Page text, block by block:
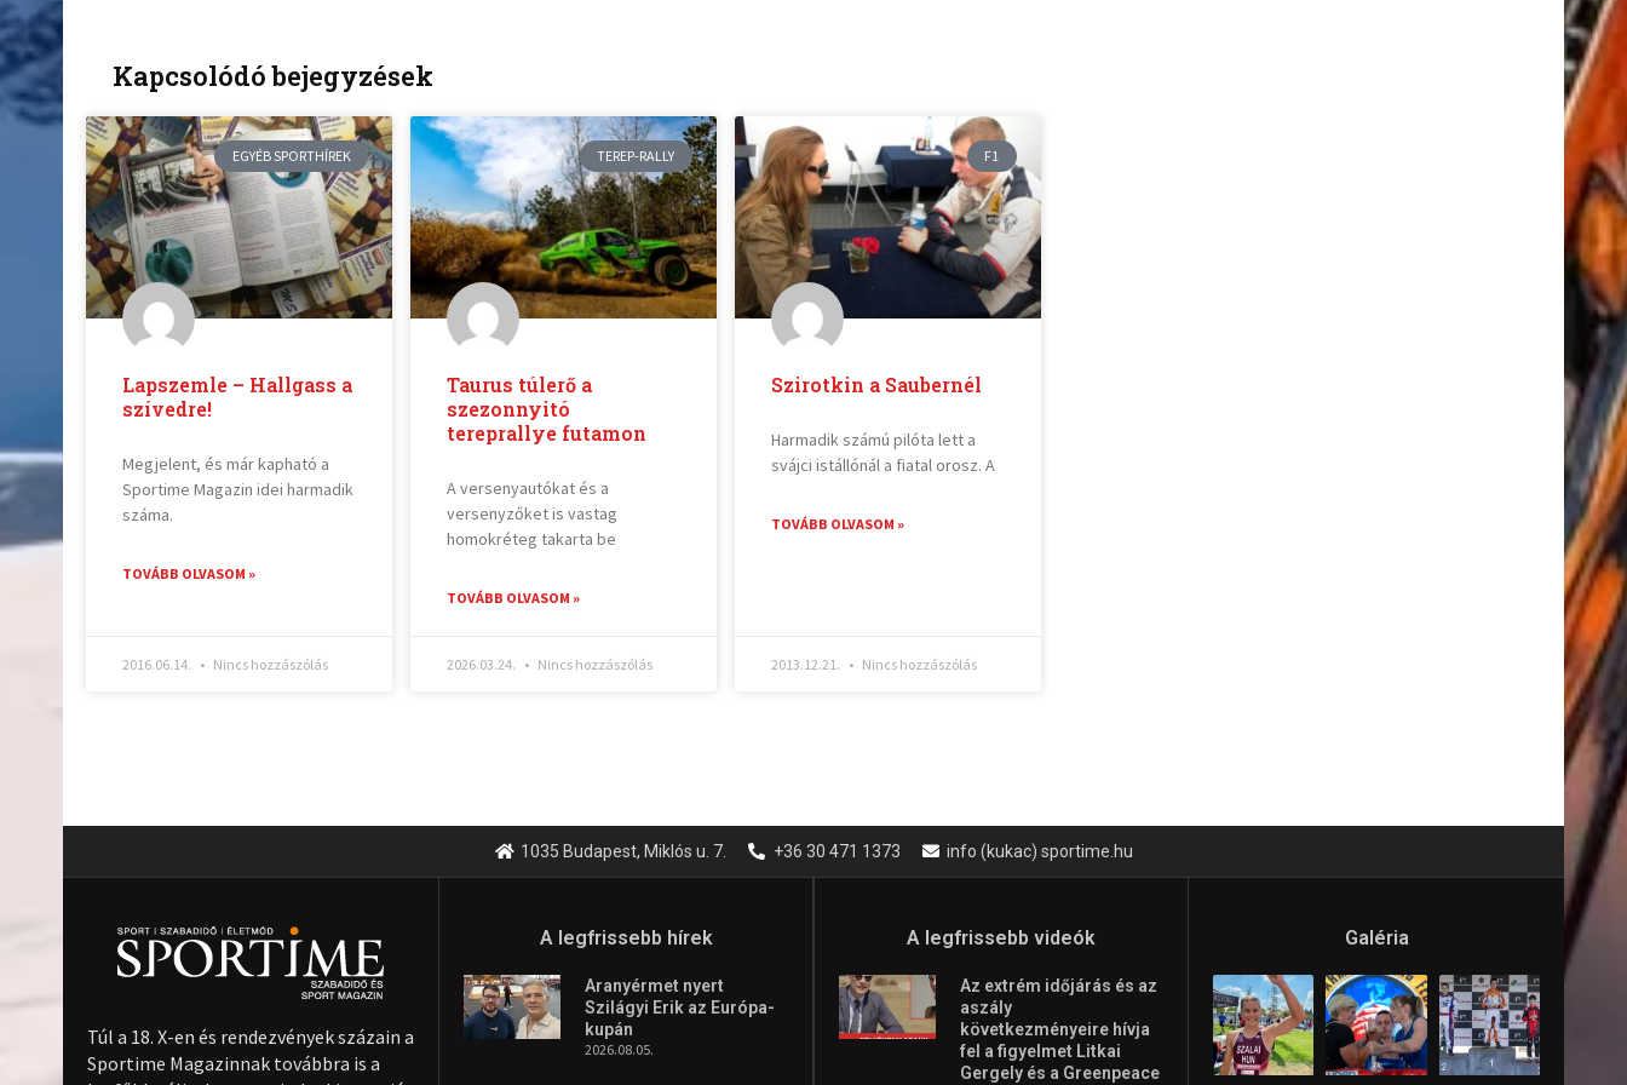
Kapcsolódó bejegyzések
EGYÉB SPORTHÍREK
Lapszemle – Hallgass a
szívedre!
Megjelent, és már kapható a
Sportime Magazin idei harmadik
száma.
TOVÁBB OLVASOM »
2016.06.14. Nincs hozzászólás
TEREP-RALLY
Taurus túlerő a
szezonnyitó
tereprallye futamon
A versenyautókat és a
versenyzőket is vastag
homokréteg takarta be
TOVÁBB OLVASOM »
2026.03.24. Nincs hozzászólás
F1
Szirotkin a Saubernél
Harmadik számú pilóta lett a
svájci istállónál a fiatal orosz. A
TOVÁBB OLVASOM »
2013.12.21. Nincs hozzászólás
1035 Budapest, Miklós u. 7. +36 30 471 1373 info (kukac) sportime.hu
Túl a 18. X-en és rendezvények százain a
Sportime Magazinnak továbbra is a
A legfrissebb hírek
Aranyérmet nyert
Szilágyi Erik az Európa-
kupán
2026.08.05.
A legfrissebb videók
Az extrém időjárás és az
aszály
következményeire hívja
fel a figyelmet Litkai
Gergely és a Greenpeace
Galéria